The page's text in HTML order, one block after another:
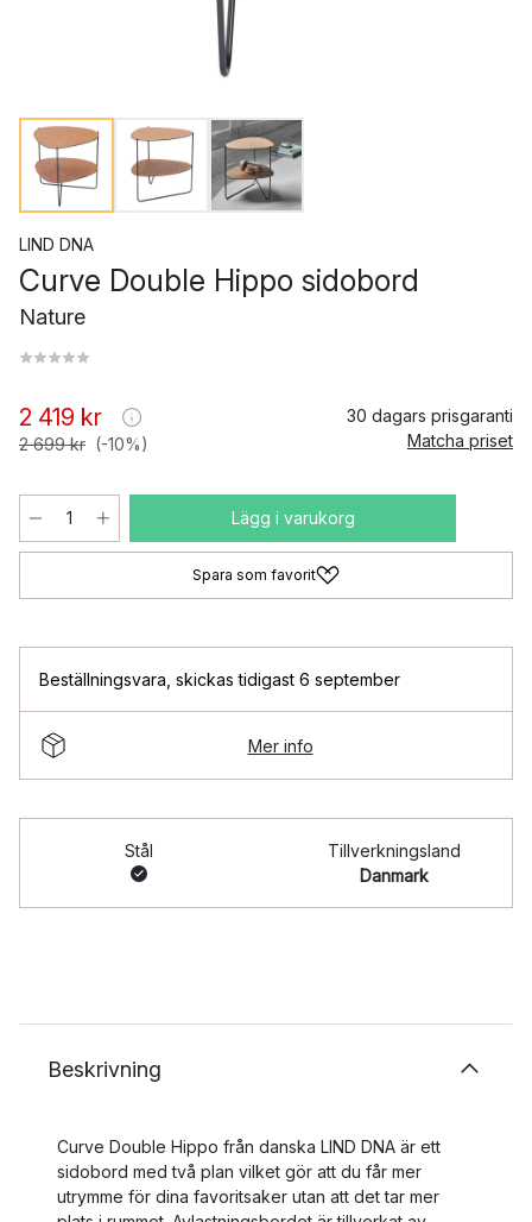
LIND DNA
Curve Double Hippo sidobord
Nature
2 419 kr
2 699 kr (-10%)
30 dagars prisgaranti
Matcha priset
Lägg i varukorg
Spara som favorit
Beställningsvara skickas tidigast 6 september
Mer info
Stål
Tillverkningsland
Danmark
Beskrivning
Curve Double Hippo från danska LIND DNA är ett
sidobord med två plan vilket gör att du får mer
utrymme för dina favoritsaker utan att det tar mer